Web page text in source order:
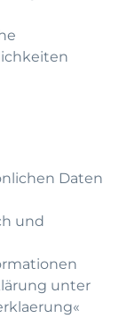
Daten
und
unter
«